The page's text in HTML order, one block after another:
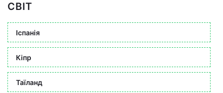
СВІТ
Іспанія
Кіпр
Таїланд